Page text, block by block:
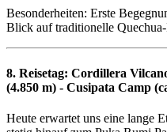
Besonderheiten: Erste
Blick auf traditionelle
8. Reisetag: Cordillera
(4.850 m) - Cusipata Camp
Heute erwartet uns eine lange